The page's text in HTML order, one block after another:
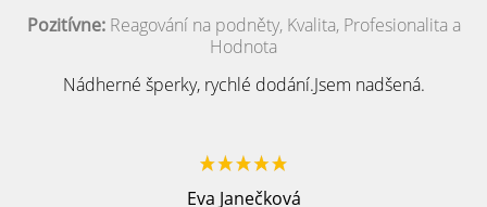
Pozitívne:Reagování na podněty, Kvalita, Profesionalita a
Hodnota
Nádherné šperky, rychlé dodání.Jsem nadšená.
Eva Janečková